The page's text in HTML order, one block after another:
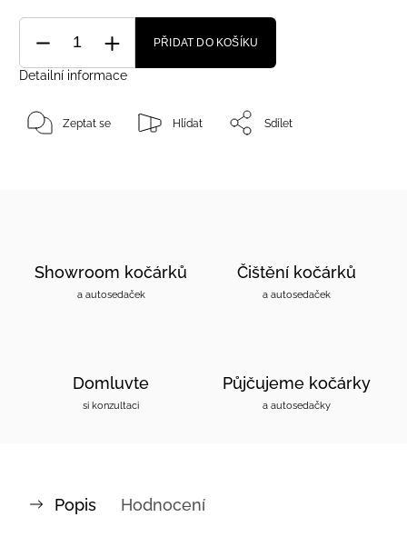
PŘIDAT DO KOŠÍKU
Detailní informace
Zeptat se Hlídat Sdílet
Showroom kočárků
a autosedaček
Čištění kočárků
a autosedaček
Domluvte
si konzultaci
Půjčujeme kočárky
a autosedačky
Popis Hodnocení